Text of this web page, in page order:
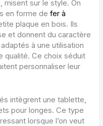
sur le style. On
en forme defer à
plaque en bois. Ils
et donnent du caractère
à une utilisation
qualité. Ce choix séduit
personnaliser leur
intègrent une tablette,
pour longes. Ce type
lorsque l’on veut